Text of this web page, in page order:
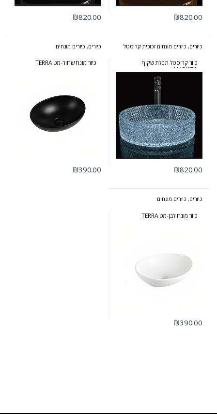
₪820.00
₪820.00
כיורים, כיורים מונחים זכוכית קריסטל
כיור קריסטל תכלת שקוף
MARKIZA
₪820.00
כיורים, כיורים מונחים
כיור מונח שחור-מט TERRA
₪390.00
כיורים, כיורים מונחים
כיור מונח לבן-מט TERRA
₪390.00